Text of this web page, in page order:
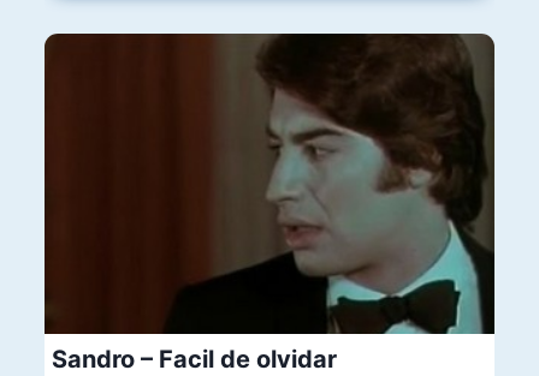
Sandro – Facil de olvidar